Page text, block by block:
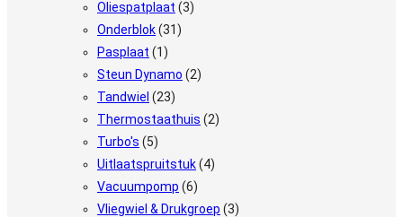
Oliespatplaat (3)
Onderblok(31)
Pasplaat (1)
Steun Dynamo (2)
Tandwiel (23)
Thermostaathuis (2)
Turbo's (5)
Uitlaatspruitstuk(4)
Vacuumpomp (6)
Vliegwiel & Drukgroep (3)